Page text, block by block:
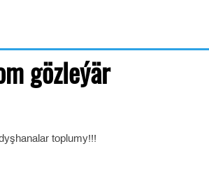
gözleýär
toplumy!!!